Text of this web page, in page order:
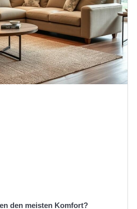
den meisten Komfort?